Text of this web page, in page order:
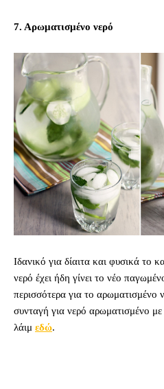
7. Αρωματισμένο νερό
Ιδανικό για δίαιτα και φυσικά το
νερό έχει ήδη γίνει το νέο
περισσότερα για το αρωματισμένο
συνταγή για νερό αρωματισμένο
λάιμ εδώ.